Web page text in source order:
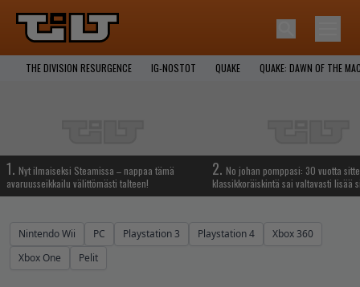
THE DIVISION RESURGENCE IG-NOSTOT QUAKE QUAKE: DAWN OF THE
1. Nyt ilmaiseksi Steamissa – nappaa tämä
avaruusseikkailu välittömästi talteen!
2. No johan pomppasi: 30 vuotta
klassikkoräiskintä sai valtavasti lisää
Nintendo Wii PC Playstation 3 Playstation 4
Xbox 360
Xbox One
Pelit